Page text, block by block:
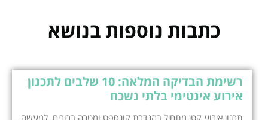
כתבות נוספות בנושא
רשימת הבדיקה המלאה: 10 שלבים לתכנון
אירוע אינטימי בלתי נשכח
תכנון אירוע קטן מתחיל בהגדרת קונספט ומטרה ברורים. למעשה,